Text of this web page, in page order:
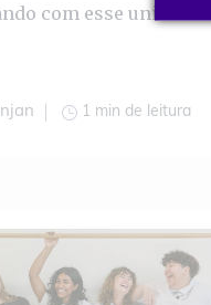
com esse
1 min de leitura